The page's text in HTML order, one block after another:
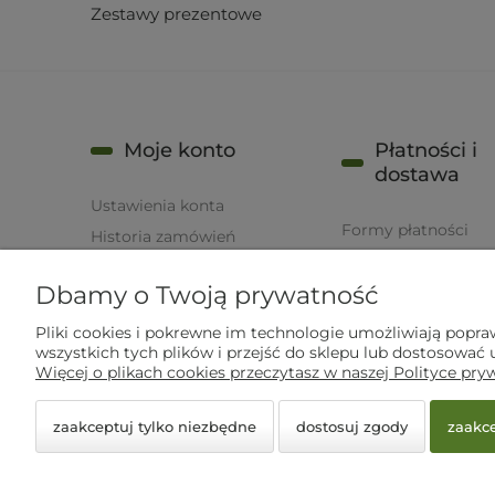
Zestawy prezentowe
Moje konto
Ustawienia konta
Historia zamówień
B2B
Polityka prywatności
Płatności i
dostawa
Formy płatności
Czas realizacji
English
Dbamy o Twoją prywatność
Pliki cookies i pokrewne im technologie umożliwiają
wszystkich tych plików i przejść do sklepu lub
Więcej o plikach cookies przeczytasz w naszej Polityce
zaakceptuj tylko niezbędne dostosuj zgody